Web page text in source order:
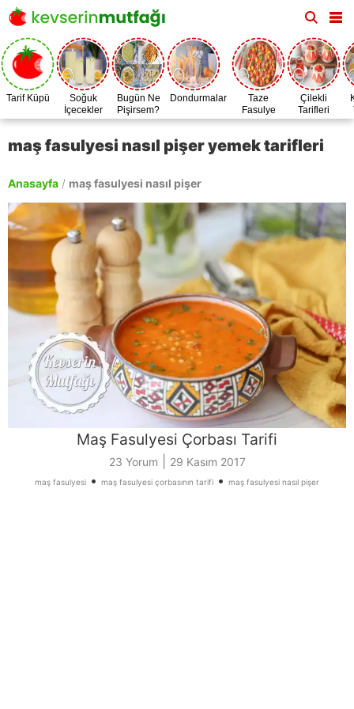
Tarif Küpü
Soğuk
İçecekler
Bugün Ne
Pişirsem?
Dondurmalar
Taze
Fasulye
Zamanı
Çilekli
Tarifleri
maş fasulyesi nasıl pişer yemek tarifleri
Anasayfa / maş fasulyesi nasıl pişer
Maş Fasulyesi Çorbası Tarifi
23 Yorum 29 Kasım 2017
maş fasulyesi • maş fasulyesi çorbasının tarifi • maş fasulyesi nasıl pişer